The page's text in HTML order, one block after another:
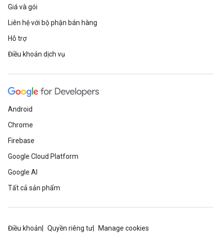
Giá và gói
Liên hệ với bộ phận bán hàng
Hỗ trợ
Điều khoản dịch vụ
Android
Chrome
Firebase
Google Cloud Platform
Google AI
Tất cả sản phẩm
Điều khoản Quyền riêng tư Manage cookies